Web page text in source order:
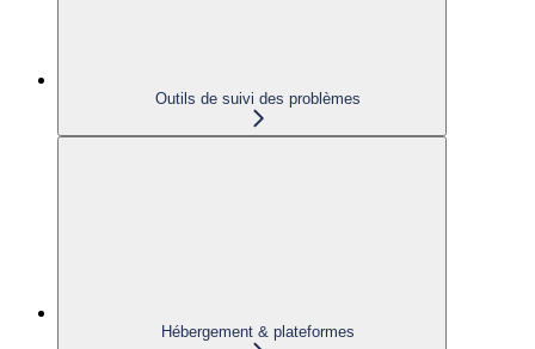
Outils de suivi des problèmes
Hébergement & plateformes